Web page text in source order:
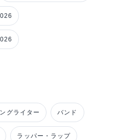
グライター バンド
ラッパー・ラップ